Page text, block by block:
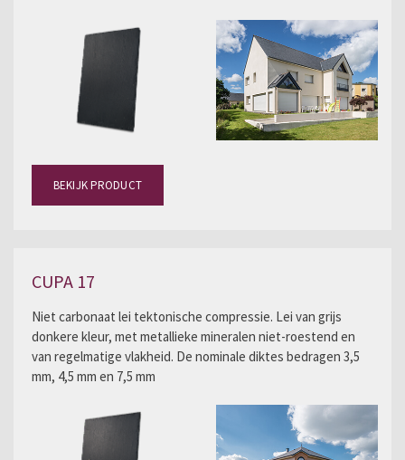
BEKIJK PRODUCT
CUPA 17
Niet carbonaat lei tektonische compressie. Lei van grijs
donkere kleur, met metallieke mineralen niet-roestend en
van regelmatige vlakheid. De nominale diktes bedragen 3,5
mm, 4,5 mm en 7,5 mm